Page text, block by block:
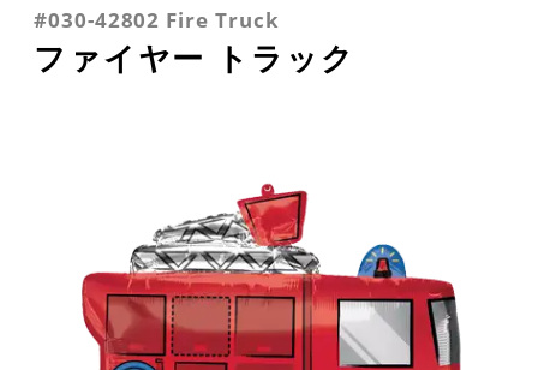
ひなまつり・こどもの日
#030-42802 Fire Truck
ファイヤー トラック